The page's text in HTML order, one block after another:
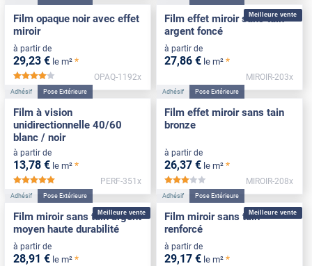
Film opaque noir avec effet
miroir
à partir de
29,23 € le m² *
*****
OPAQ-1192x
Meilleure vente
Film effet miroir sans tain
argent foncé
à partir de
27,86 € le m² *
MIROIR-203x
Adhésif Pose Extérieure
Film à vision
unidirectionnelle 40/60
blanc / noir
à partir de
13,78 € le m² *
*****
PERF-351x
Adhésif Pose Extérieure
Film effet miroir sans tain
bronze
à partir de
26,37 € le m² *
*****
MIROIR-208x
Meilleure vente
Adhésif Pose Extérieure
Film miroir sans tain argent
moyen haute durabilité
à partir de
28,91 € le m² *
Meilleure vente
Adhésif Pose Extérieure
Film miroir sans tain
renforcé
à partir de
29,17 € le m² *